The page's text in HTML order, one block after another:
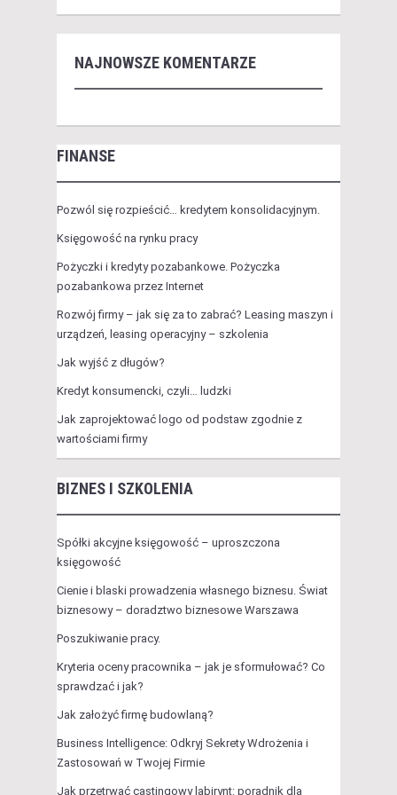
NAJNOWSZE KOMENTARZE
FINANSE
Pozwól się rozpieścić… kredytem konsolidacyjnym.
Księgowość na rynku pracy
Pożyczki i kredyty pozabankowe. Pożyczka
pozabankowa przez Internet
Rozwój firmy – jak się za to zabrać? Leasing maszyn i
urządzeń, leasing operacyjny – szkolenia
Jak wyjść z długów?
Kredyt konsumencki, czyli… ludzki
Jak zaprojektować logo od podstaw zgodnie z
wartościami firmy
BIZNES I SZKOLENIA
Spółki akcyjne księgowość – uproszczona
księgowość
Cienie i blaski prowadzenia własnego biznesu. Świat
biznesowy – doradztwo biznesowe Warszawa
Poszukiwanie pracy.
Kryteria oceny pracownika – jak je sformułować? Co
sprawdzać i jak?
Jak założyć firmę budowlaną?
Business Intelligence: Odkryj Sekrety Wdrożenia i
Zastosowań w Twojej Firmie
Jak przetrwać castingowy labirynt: poradnik dla